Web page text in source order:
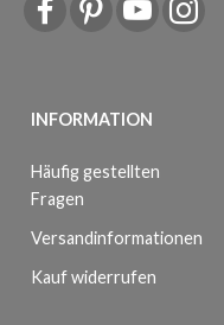
INFORMATION
Häufig gestellten
Fragen
Versandinformationen
Kauf widerrufen